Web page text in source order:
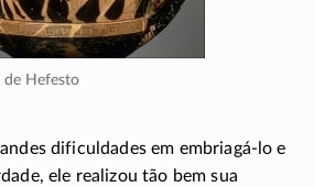
de Hefesto
dificuldades em embriagá-lo e
ele realizou tão bem sua